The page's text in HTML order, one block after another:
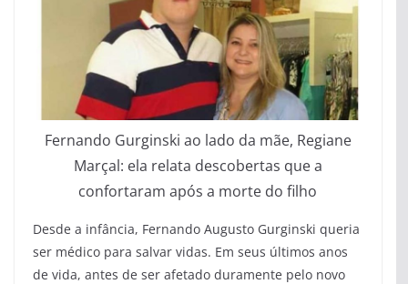
Fernando Gurginski ao lado da mãe, Regiane
Marçal: ela relata descobertas que a
confortaram após a morte do filho
Desde a infância, Fernando Augusto Gurginski queria
ser médico para salvar vidas. Em seus últimos anos
de vida, antes de ser afetado duramente pelo novo